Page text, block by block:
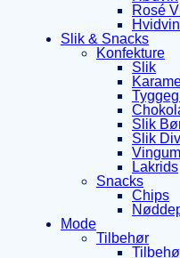
Rosé
Hvidvin
Slik & Snacks
Konfekture
Slik
Slik
Slik
Lakrids
Snacks
Chips
Mode
Tilbehør